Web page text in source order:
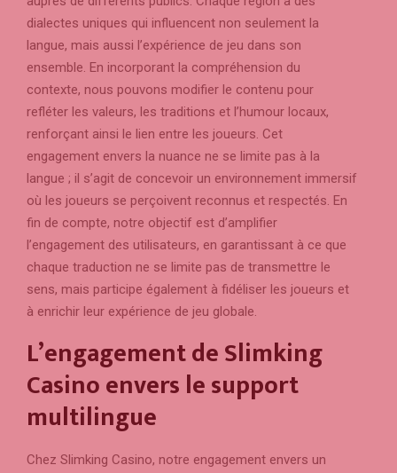
dialectes uniques qui influencent non seulement la
langue, mais aussi l’expérience de jeu dans son
ensemble. En incorporant la compréhension du
contexte, nous pouvons modifier le contenu pour
refléter les valeurs, les traditions et l’humour locaux,
renforçant ainsi le lien entre les joueurs. Cet
engagement envers la nuance ne se limite pas à la
langue ; il s’agit de concevoir un environnement immersif
où les joueurs se perçoivent reconnus et respectés. En
fin de compte, notre objectif est d’amplifier
l’engagement des utilisateurs, en garantissant à ce que
chaque traduction ne se limite pas de transmettre le
sens, mais participe également à fidéliser les joueurs et
à enrichir leur expérience de jeu globale.
L’engagement de Slimking
Casino envers le support
multilingue
Chez Slimking Casino, notre engagement envers un